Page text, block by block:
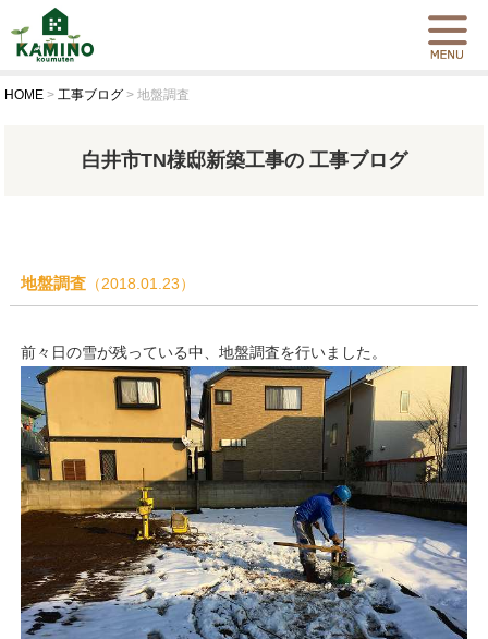
HOME >工事ブログ >地盤調査
白井市TN様邸新築工事の 工事ブログ
地盤調査（2018.01.23）
前々日の雪が残っている中、地盤調査を行いました。